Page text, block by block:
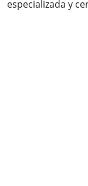
especializada y